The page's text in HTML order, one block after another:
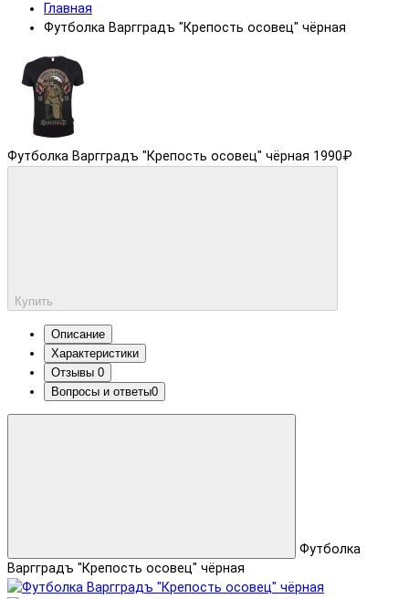
Главная
Футболка Варгградъ "Крепость осовец" чёрная
Футболка Варгградъ "Крепость осовец" чёрная 1990₽
Купить
Описание
Характеристики
Отзывы 0
Вопросы и ответы0
Футболка
Варгградъ "Крепость осовец" чёрная